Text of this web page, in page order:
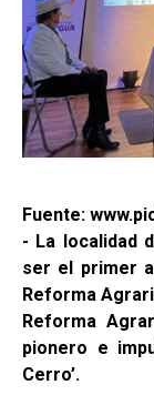
Fuente:
- La localidad
ser el primer
Reforma
Reforma
pionero e
Cerro’.